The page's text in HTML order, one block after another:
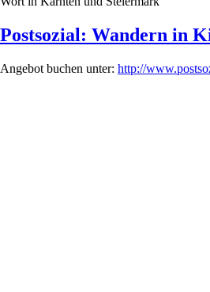
Postsozial: Wandern in
Angebot buchen unter: http://